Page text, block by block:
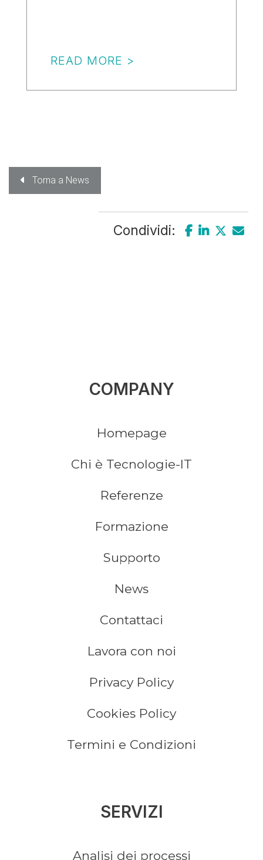
READ MORE >
Torna a News
Condividi:
COMPANY
Homepage
Chi è Tecnologie-IT
Referenze
Formazione
Supporto
News
Contattaci
Lavora con noi
Privacy Policy
Cookies Policy
Termini e Condizioni
SERVIZI
Analisi dei processi